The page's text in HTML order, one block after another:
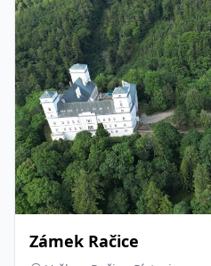
Zámek Račice